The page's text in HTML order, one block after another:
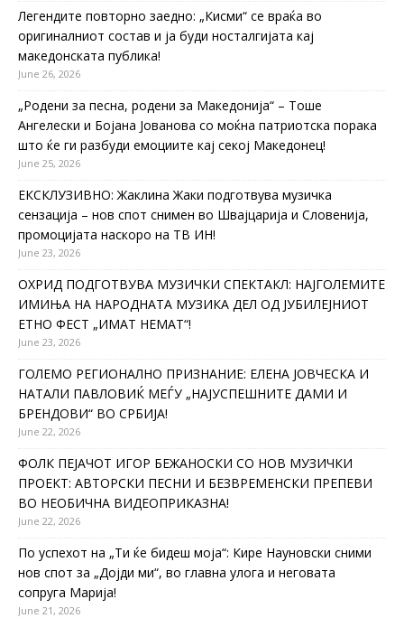
Легендите повторно заедно: „Кисми“ се враќа во
оригиналниот состав и ја буди носталгијата кај
македонската публика!
June 26, 2026
„Родени за песна, родени за Македонија“ – Тоше
Ангелески и Бојана Јованова со моќна патриотска порака
што ќе ги разбуди емоциите кај секој Македонец!
June 25, 2026
ЕКСКЛУЗИВНО: Жаклина Жаки подготвува музичка
сензација – нов спот снимен во Швајцарија и Словенија,
промоцијата наскоро на ТВ ИН!
June 23, 2026
ОХРИД ПОДГОТВУВА МУЗИЧКИ СПЕКТАКЛ: НАЈГОЛЕМИТЕ
ИМИЊА НА НАРОДНАТА МУЗИКА ДЕЛ ОД ЈУБИЛЕЈНИОТ
ЕТНО ФЕСТ „ИМАТ НЕМАТ“!
June 23, 2026
ГОЛЕМО РЕГИОНАЛНО ПРИЗНАНИЕ: ЕЛЕНА ЈОВЧЕСКА И
НАТАЛИ ПАВЛОВИЌ МЕЃУ „НАЈУСПЕШНИТЕ ДАМИ И
БРЕНДОВИ“ ВО СРБИЈА!
June 22, 2026
ФОЛК ПЕЈАЧОТ ИГОР БЕЖАНОСКИ СО НОВ МУЗИЧКИ
ПРОЕКТ: АВТОРСКИ ПЕСНИ И БЕЗВРЕМЕНСКИ ПРЕПЕВИ
ВО НЕОБИЧНА ВИДЕОПРИКАЗНА!
June 22, 2026
По успехот на „Ти ќе бидеш моја“: Кире Науновски сними
нов спот за „Дојди ми“, во главна улога и неговата
сопруга Марија!
June 21, 2026